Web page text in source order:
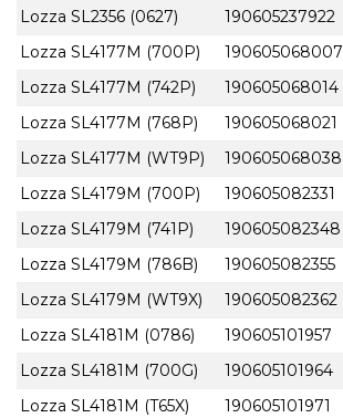
Lozza SL2356 (0627)
190605237922
Lozza SL4177M (700P)
190605068007
Lozza SL4177M (742P)
190605068014
Lozza SL4177M (768P)
190605068021
Lozza SL4177M (WT9P)
190605068038
Lozza SL4179M (700P)
190605082331
Lozza SL4179M (741P)
190605082348
Lozza SL4179M (786B)
190605082355
Lozza SL4179M (WT9X)
190605082362
Lozza SL4181M (0786)
190605101957
Lozza SL4181M (700G)
190605101964
Lozza SL4181M (T65X)
190605101971